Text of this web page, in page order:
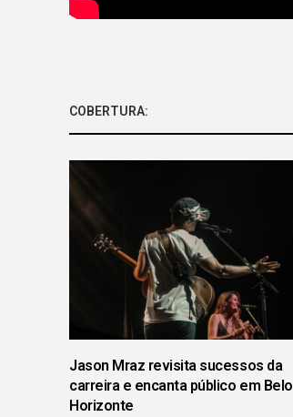
COBERTURA:
Jason Mraz revisita sucessos da
carreira e encanta público em Belo
Horizonte